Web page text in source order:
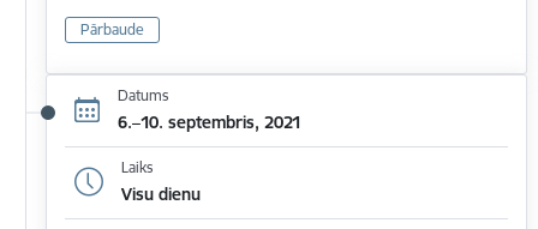
Pārbaude
Datums
6.–10. septembris, 2021
Laiks
Visu dienu